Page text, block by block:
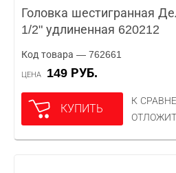
Головка шестигранная
1/2" удлиненная 620212
Код товара — 762661
ЦЕНА 149 РУБ.
КУПИТЬ
К